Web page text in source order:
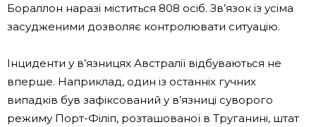
Бораллон наразі міститься 808 осіб. Зв’язок із усіма
засудженими дозволяє контролювати ситуацію.
Інциденти у в’язницях Австралії відбуваються не
вперше. Наприклад, один із останніх гучних
випадків був зафіксований у в’язниці суворого
режиму Порт-Філіп, розташованої в Труганині, штат